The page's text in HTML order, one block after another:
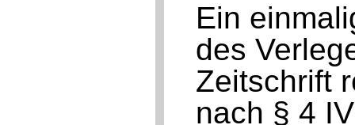
Ein
des
Zeitschrift
nach § 4